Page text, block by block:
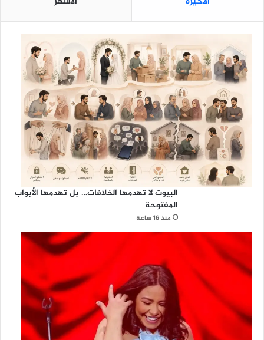
ا
ع
البيوت لا تهدمها الخلافات… بل تهدمها الأبواب
المفتوحة
منذ 16 ساعة